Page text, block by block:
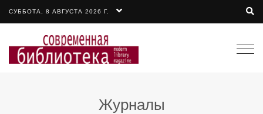
СУББОТА, 8 АВГУСТА 2026 Г.
Журналы